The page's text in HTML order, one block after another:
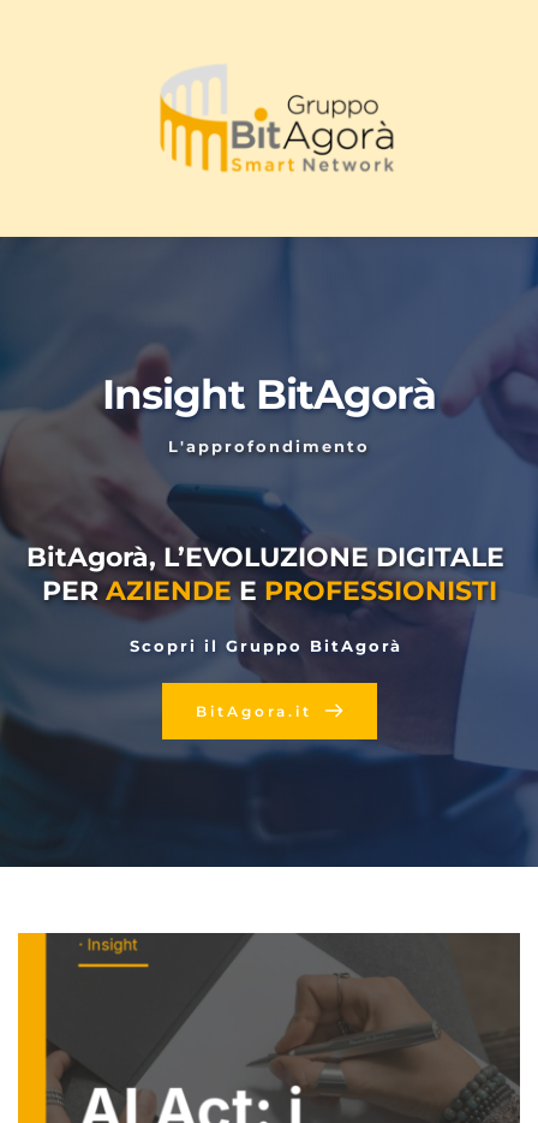
Insight BitAgorà
L'approfondimento
BitAgorà, L’EVOLUZIONE DIGITALE
PER AZIENDE E PROFESSIONISTI
Scopri il Gruppo BitAgorà
BitAgora.it